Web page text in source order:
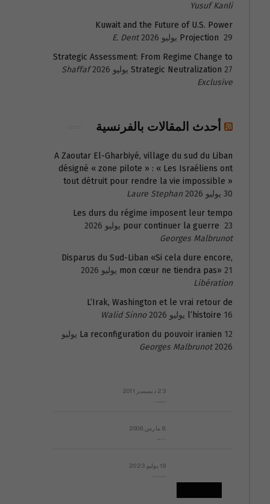
Yusuf Kanli
Kuwait and the Future of U.S. Power
Projection 29 يوليو 2026
E. Dent
Strategic Assessment: From Regime Change to
Strategic Neutralization 27 يوليو 2026
Shaffaf
Exclusive
أحدث المقالات بالفرنسية
A Zaoutar El-Gharbiyé, village du sud du Liban
désigné « zone pilote » : « Les Israéliens ont
tout détruit pour rendre la vie impossible »
30 يوليو 2026
Laure Stephan
Les durs du régime imposent leur tempo
pour continuer la guerre 23 يوليو 2026
Georges Malbrunot
Disparus du Sud-Liban «Si cela dure encore,
mon cœur ne tiendra pas» 21 يوليو 2026
Libération
L’Irak, Washington et le vrai retour de
l’histoire 16 يوليو 2026
Walid Sinno
La reconfiguration du pouvoir iranien 12 يوليو
2026
Georges Malbrunot
23 ديسمبر 2011
8 مارس 2008
19 يوليو 2023